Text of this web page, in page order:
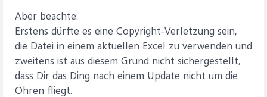
Aber beachte:
Erstens dürfte es eine Copyright-Verletzung sein,
die Datei in einem aktuellen Excel zu verwenden und
zweitens ist aus diesem Grund nicht sichergestellt,
dass Dir das Ding nach einem Update nicht um die
Ohren fliegt.